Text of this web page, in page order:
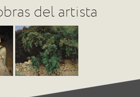
del artista